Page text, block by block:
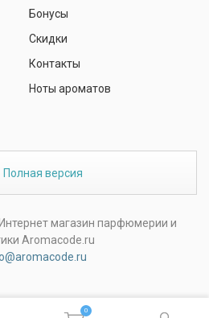
Бонусы
Скидки
Контакты
Ноты ароматов
Полная версия
магазин парфюмерии и
Aromacode.ru
0